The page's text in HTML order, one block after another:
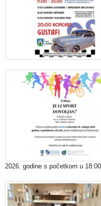
2026. godine s početkom u